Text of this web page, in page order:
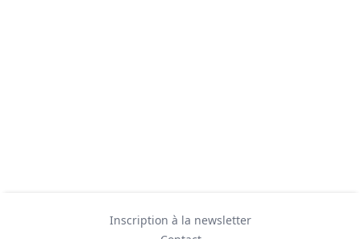
Inscription à la newsletter